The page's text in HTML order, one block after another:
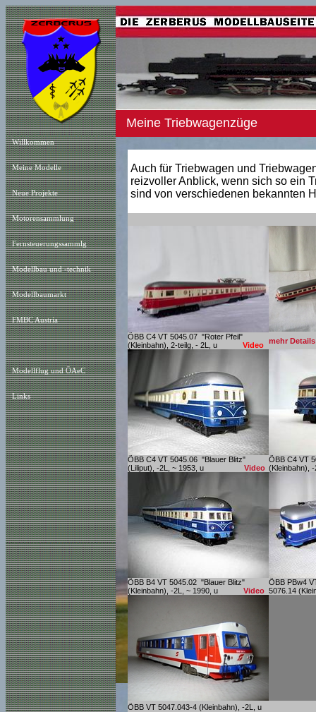
Willkommen
Meine Modelle
Neue Projekte
Motorensammlung
Fernsteuerungssammlg
Modellbau und -technik
Modellbaumarkt
FMBC Austria
Modellflug und ÖAeC
Links
Meine Triebwagenzüge
Auch für Triebwagen und
reizvoller Anblick, wenn sich so ein
sind von verschiedenen bekannten
ÖBB C4 VT 5045.07 "Roter Pfeil"
(Kleinbahn), 2-teilg, - 2L, u
Video mehr
ÖBB C4 VT 5045.06 "Blauer Blitz"
(Liliput), -2L, ~ 1953, u Video
ÖBB C4 VT
(Kleinbahn),
ÖBB B4 VT 5045.02 "Blauer Blitz"
(Kleinbahn), -2L, ~ 1990, u
Video
ÖBB PBw4
5076.14
ÖBB VT 5047.043-4 (Kleinbahn), -2L, u